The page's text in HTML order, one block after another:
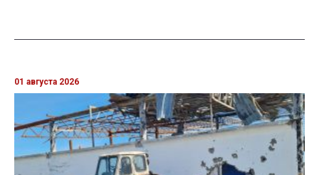
01 августа 2026